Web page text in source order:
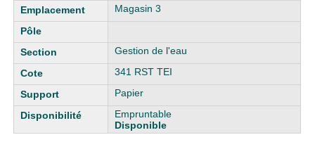
Magasin 3
Gestion de l'eau
341 RST TEI
Papier
Empruntable
Disponible